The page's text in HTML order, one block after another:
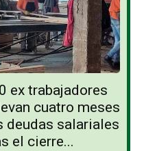
ex trabajadores
cuatro meses
deudas salariales
el cierre...